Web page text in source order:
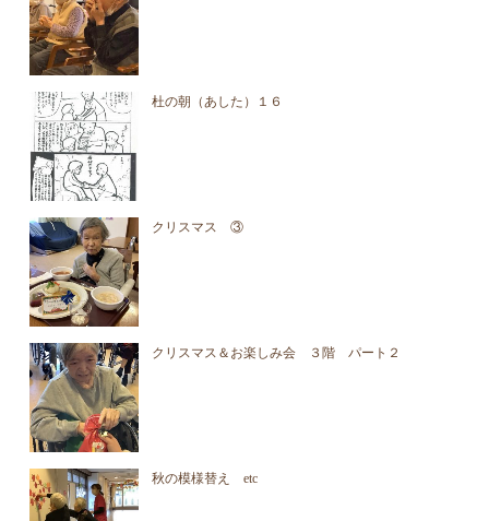
杜の朝（あした）１６
クリスマス ③
クリスマス＆お楽しみ会 ３階 パート２
秋の模様替え etc